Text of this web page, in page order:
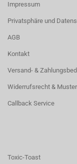
Impressum
Privatsphäre und
AGB
Kontakt
Versand- &
Widerrufsrecht &
Callback Service
Toxic-Toast